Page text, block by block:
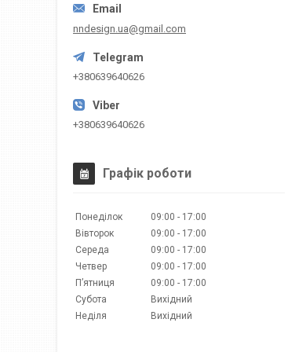
nndesign.ua@gmail.com
+380639640626
+380639640626
Графік роботи
Понеділок 09:00
17:00
Вівторок
09:00
17:00
Середа
09:00
17:00
Четвер
09:00
17:00
Пʼятниця
09:00
17:00
Субота
Вихідний
Неділя
Вихідний